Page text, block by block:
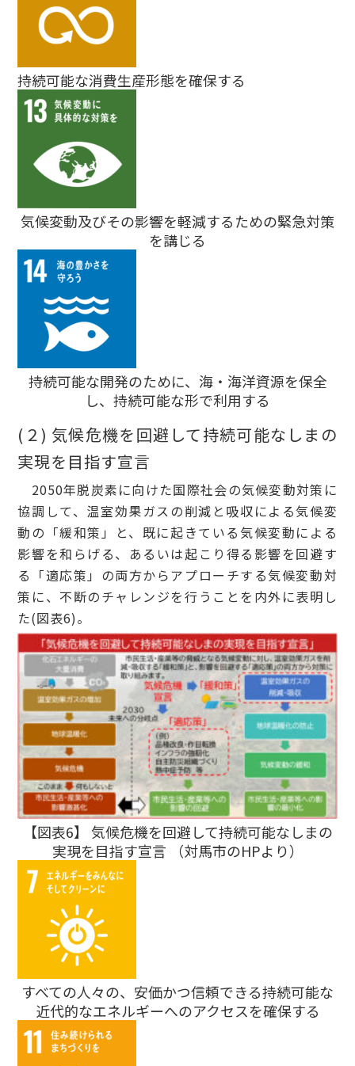
持続可能な消費生産形態を確保する
気候変動及びその影響を軽減するための緊急対策
を講じる
持続可能な開発のために、海・海洋資源を保全
し、持続可能な形で利用する
(２) 気候危機を回避して持続可能なしまの
実現を目指す宣言
2050年脱炭素に向けた国際社会の気候変動対策に
協調して、温室効果ガスの削減と吸収による気候変
動の「緩和策」と、既に起きている気候変動による
影響を和らげる、あるいは起こり得る影響を回避す
る「適応策」の両方からアプローチする気候変動対
策に、不断のチャレンジを行うことを内外に表明し
た(図表6)。
【図表6】 気候危機を回避して持続可能なしまの
実現を目指す宣言 （対馬市のHPより）
すべての人々の、安価かつ信頼できる持続可能な
近代的なエネルギーへのアクセスを確保する